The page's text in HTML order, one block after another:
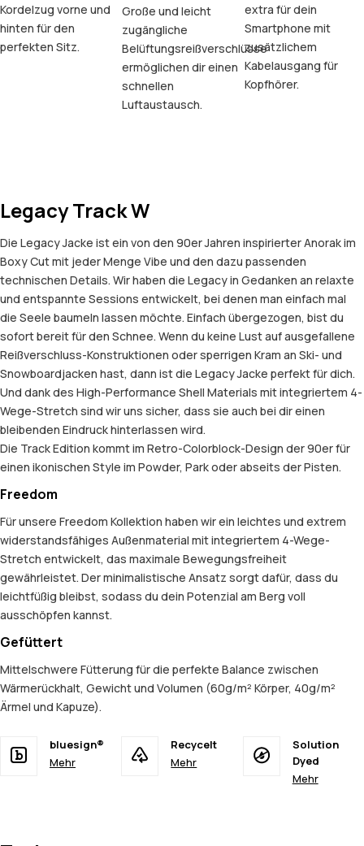
Kordelzug vorne und
hinten für den
perfekten Sitz.
Große und leicht
zugängliche
Belüftungsreißverschlüsse
ermöglichen dir einen
schnellen
Luftaustausch.
extra für dein
Smartphone mit
zusätzlichem
Kabelausgang für
Kopfhörer.
Legacy Track W
Die Legacy Jacke ist ein von den 90er Jahren inspirierter Anorak im
Boxy Cut mit jeder Menge Vibe und den dazu passenden
technischen Details. Wir haben die Legacy in Gedanken an relaxte
und entspannte Sessions entwickelt, bei denen man einfach mal
die Seele baumeln lassen möchte. Einfach übergezogen, bist du
sofort bereit für den Schnee. Wenn du keine Lust auf ausgefallene
Reißverschluss-Konstruktionen oder sperrigen Kram an Ski- und
Snowboardjacken hast, dann ist die Legacy Jacke perfekt für dich.
Und dank des High-Performance Shell Materials mit integriertem 4-
Wege-Stretch sind wir uns sicher, dass sie auch bei dir einen
bleibenden Eindruck hinterlassen wird.
Die Track Edition kommt im Retro-Colorblock-Design der 90er für
einen ikonischen Style im Powder, Park oder abseits der Pisten.
Freedom
Für unsere Freedom Kollektion haben wir ein leichtes und extrem
widerstandsfähiges Außenmaterial mit integriertem 4-Wege-
Stretch entwickelt, das maximale Bewegungsfreiheit
gewährleistet. Der minimalistische Ansatz sorgt dafür, dass du
leichtfüßig bleibst, sodass du dein Potenzial am Berg voll
ausschöpfen kannst.
Gefüttert
Mittelschwere Fütterung für die perfekte Balance zwischen
Wärmerückhalt, Gewicht und Volumen (60g/m² Körper, 40g/m²
Ärmel und Kapuze).
bluesign®
Mehr
Recycelt
Mehr
Solution
Dyed
Mehr